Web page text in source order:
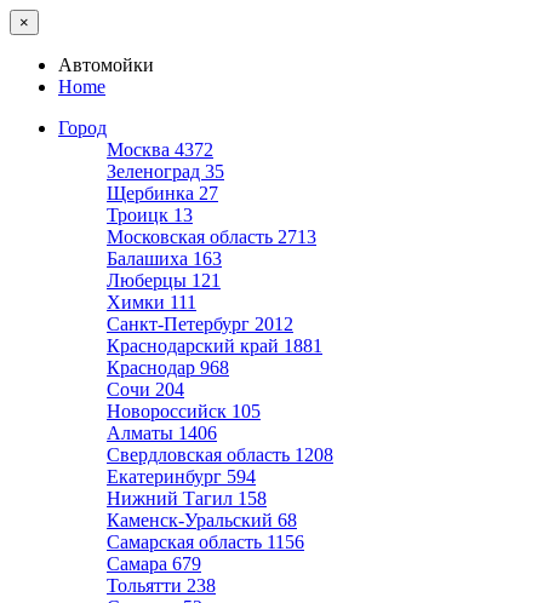
×
Автомойки
Home
Город
Москва 4372
Зеленоград 35
Щербинка 27
Троицк 13
Московская область 2713
Балашиха 163
Люберцы 121
Химки 111
Санкт-Петербург 2012
Краснодарский край 1881
Краснодар 968
Сочи 204
Новороссийск 105
Алматы 1406
Свердловская область 1208
Екатеринбург 594
Нижний Тагил 158
Каменск-Уральский 68
Самарская область 1156
Самара 679
Тольятти 238